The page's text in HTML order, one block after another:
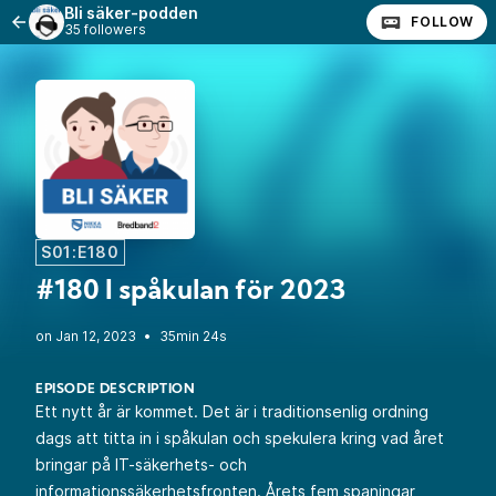
Bli säker-podden
35 followers FOLLOW
S01:E180
#180 I spåkulan för 2023
• 35min 24s
EPISODE DESCRIPTION
Ett nytt år är kommet. Det är i traditionsenlig ordning
dags att titta in i spåkulan och spekulera kring vad året
bringar på IT-säkerhets- och
informationssäkerhetsfronten. Årets fem spaningar